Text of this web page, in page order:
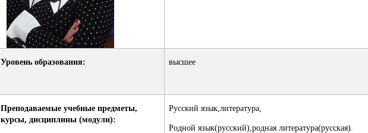
Уровень образования: высшее
Преподаваемые учебные предметы,
курсы, дисциплины (модули):
Русский язык,литература,
Родной язык(русский),родная литература(русская).